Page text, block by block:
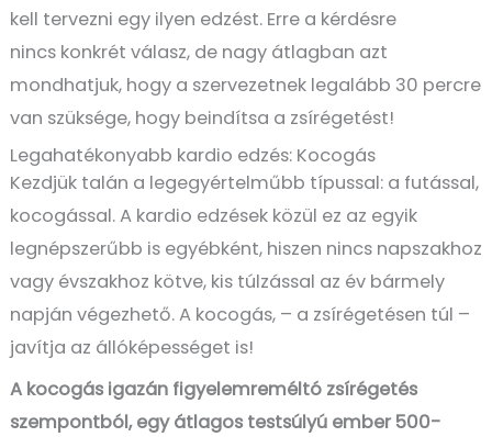
kell tervezni egy ilyen edzést. Erre a kérdésre
nincs konkrét válasz, de nagy átlagban azt
mondhatjuk, hogy a szervezetnek legalább 30 percre
van szüksége, hogy beindítsa a zsírégetést!
Legahatékonyabb kardio edzés: Kocogás
Kezdjük talán a legegyértelműbb típussal: a futással,
kocogással. A kardio edzések közül ez az egyik
legnépszerűbb is egyébként, hiszen nincs napszakhoz
vagy évszakhoz kötve, kis túlzással az év bármely
napján végezhető. A kocogás, – a zsírégetésen túl –
javítja az állóképességet is!
A kocogás igazán figyelemreméltó zsírégetés
szempontból, egy átlagos testsúlyú ember 500-